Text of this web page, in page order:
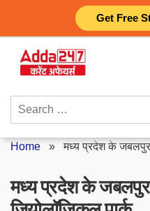
Get Free
content
Search
Home »मध्य प्रदेश के जबलपुर
मध्य प्रदेश के जबलपुर